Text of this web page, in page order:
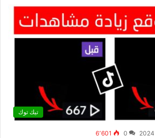
تيك توك
0 6٬601